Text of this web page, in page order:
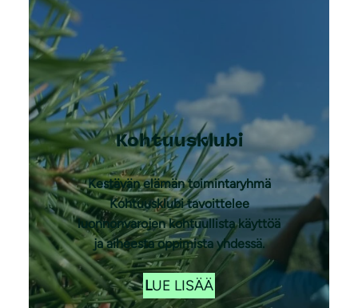
Kohtuusklubi
Kestävän elämän toimintaryhmä
Kohtuusklubi tavoittelee
luonnonvarojen kohtuullista käyttöä
ja aiheesta oppimista yhdessä.
LUE LISÄÄ